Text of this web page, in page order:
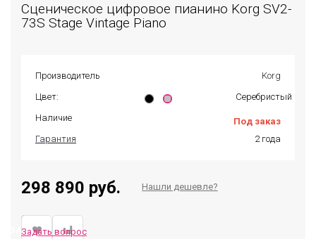
Сценическое цифровое пианино Korg SV2-
73S Stage Vintage Piano
Производитель
Korg
Цвет:
Серебристый
Наличие
Под заказ
Гарантия
2 года
298 890 руб. Нашли дешевле?
ЗАКАЗАТЬ
Задать вопрос